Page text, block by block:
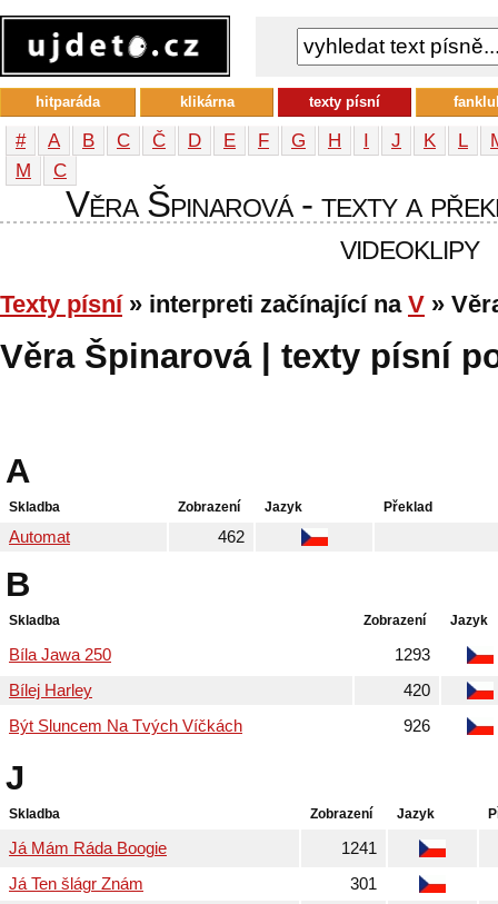
# A B C Č D E F G H I J K L
М
С
Věra Špinarová - texty a
videoklipy
Texty písní» interpreti začínající na V »
Věra Špinarová | texty písní
A
Skladba Zobrazení Jazyk Překlad
Automat 462
B
Skladba Zobrazení Jazyk
Bíla Jawa 250
1293
Bílej Harley
420
Být Sluncem Na Tvých Víčkách
926
J
Skladba Zobrazení Jazyk
Já Mám Ráda Boogie
1241
Já Ten šlágr Znám
301
hitparáda klikárna texty písní